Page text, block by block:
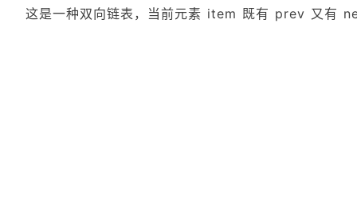
这是一种双向链表，当前元素 item 既有 prev 又有